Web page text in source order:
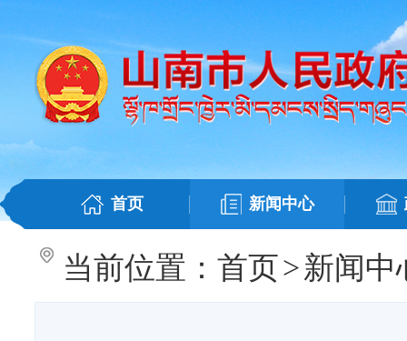
首页 新闻中心
当前位置： 首页>新闻中